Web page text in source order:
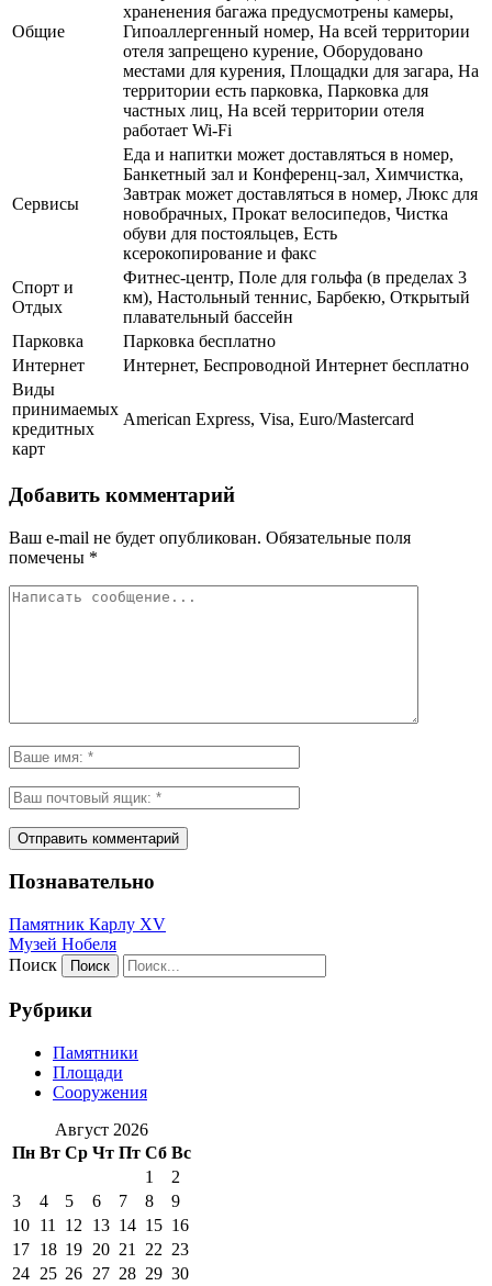
Общие
храненения багажа предусмотрены камеры,
Гипоаллергенный номер, На всей территории
отеля запрещено курение, Оборудовано
местами для курения, Площадки для загара, На
территории есть парковка, Парковка для
частных лиц, На всей территории отеля
работает Wi-Fi
Сервисы
Еда и напитки может доставляться в номер,
Банкетный зал и Конференц-зал, Химчистка,
Завтрак может доставляться в номер, Люкс для
новобрачных, Прокат велосипедов, Чистка
обуви для постояльцев, Есть
ксерокопирование и факс
Спорт и
Отдых
Фитнес-центр, Поле для гольфа (в пределах 3
км), Настольный теннис, Барбекю, Открытый
плавательный бассейн
Парковка
Парковка бесплатно
Интернет
Интернет, Беспроводной Интернет бесплатно
Виды
принимаемых
кредитных
карт
American Express, Visa, Euro/Mastercard
Добавить комментарий
Ваш e-mail не будет опубликован. Обязательные поля
помечены *
Познавательно
Памятник Карлу XV
Музей Нобеля
Поиск
Рубрики
Памятники
Площади
Сооружения
Август 2026
Пн Вт Ср Чт Пт Сб Вс
1
2
3
4 5 6 7 8
9
10 11 12 13 14 15 16
17 18 19 20 21 22 23
24 25 26 27 28 29 30